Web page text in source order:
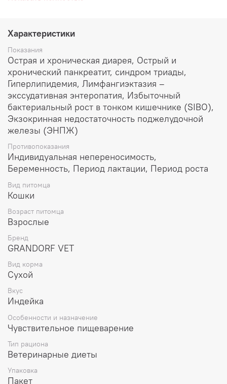
максимальную защиту пищеварительной системы
благодаря высокоусвояемым ингредиентам, комплексу
антиоксидантов, пре / про и постбиотикам. Умеренное
содержание энергии и пониженное количество жиров,
помогает контролировать массу тела у
стерилизованных или склонных к избыточному весу
кошек и котов.
РЕКОМЕНДАЦИИ
Перед использованием или продолжением приема
рекомендуется проконсультироваться с ветеринаром.
Давать сухой корм в течение 12 недель для снижения
кишечных абсорбционных расстройств и в течении 2
месяцев (первичный курс) для поддержки липидного
обмена в случае гиперлипидемии.
ПОКАЗАНИЯ
• Острая и хроническая диарея
• Острый и хронический панкреатит, синдром триады
• Гиперлипидемия
• Лимфангиэктазия – экссудативная энтеропатия
• Избыточный бактериальный рост в тонком кишечнике
(SIBO)
железы (ЭНПЖ)
ПРОТИВОПОКАЗАНИЯ
• Беременность
• Период лактации
• Период роста
• Индивидуальная непереносимость
БЕЗ ЗЕРНА И ГЛЮТЕНА
Благодаря беззерновому и безглютеновому составу
наши корма легко усваиваются и отлично подходят для
животных с чувствительным пищеварением или
Характеристики
Показания
Острая и хроническая диарея, Острый и
хронический панкреатит, синдром триады,
Гиперлипидемия, Лимфангиэктазия –
экссудативная энтеропатия, Избыточный
бактериальный рост в тонком кишечнике (SIBO),
Экзокринная недостаточность поджелудочной
железы (ЭНПЖ)
Противопоказания
Индивидуальная непереносимость,
Беременность, Период лактации, Период роста
Вид питомца
Кошки
Возраст питомца
Взрослые
Бренд
GRANDORF VET
Вид корма
Сухой
Вкус
Индейка
Особенности и назначение
Чувствительное пищеварение
Тип рациона
Ветеринарные диеты
Упаковка
Пакет